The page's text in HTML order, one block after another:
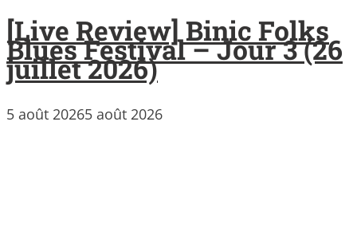
[Live Review] Binic Folks
Blues Festival – Jour 3 (26
juillet 2026)
5 août 20265 août 2026